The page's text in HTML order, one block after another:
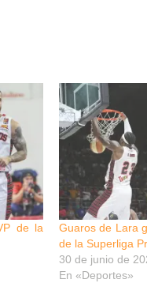
de la
Guaros de Lara
de la Superliga
30 de junio de
En «Deportes»